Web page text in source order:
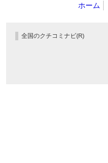
ホーム
全国のクチコミナビ(R)